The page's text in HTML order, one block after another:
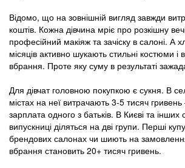
Відомо, що на зовнішній вигляд завжди
коштів. Кожна дівчина мріє про розкішну
професійний макіяж та зачіску в салоні. А
місяців активно шукають стильні костюми і
вбрання. Проте яку суму в результаті
Для дівчат головною покупкою є сукня. В
містах на неї витрачають 3-5 тисяч
зарплата одного з батьків. В Києві та
випускниці діляться на дві групи. Перші
брендових салонах чи шиють на
вбрання становить 20+ тисяч гривень.